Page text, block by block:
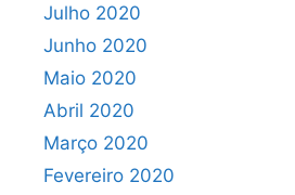
Julho 2020
Junho 2020
Maio 2020
Abril 2020
Março 2020
Fevereiro 2020